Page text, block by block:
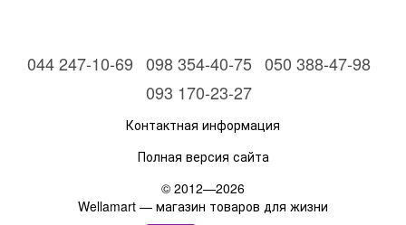
044 247-10-69 098 354-40-75 050 388-47-98
093 170-23-27
Контактная информация
Полная версия сайта
© 2012—2026
Wellamart — магазин товаров для жизни